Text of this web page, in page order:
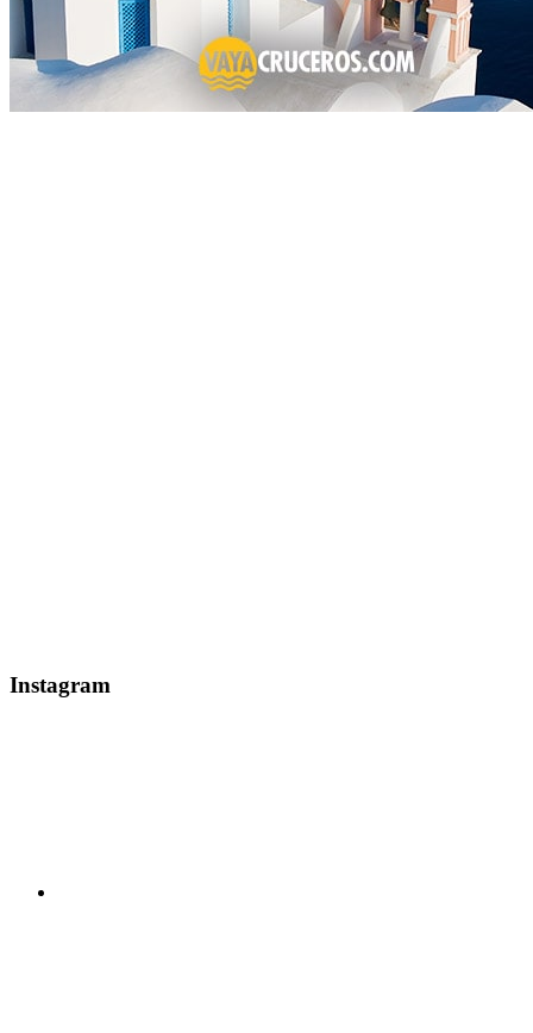
Instagram